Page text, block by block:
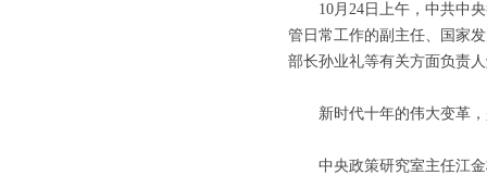
10月24日上午，中共中央
管日常工作的副主任、国家
部长孙业礼等有关方面负责
新时代十年的伟大变革，
中央政策研究室主任江金